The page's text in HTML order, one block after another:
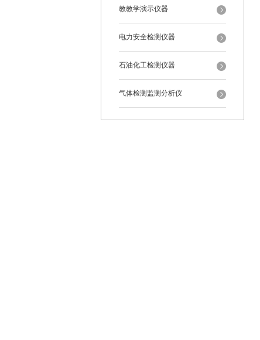
教教学演示仪器
电力安全检测仪器
石油化工检测仪器
气体检测监测分析仪